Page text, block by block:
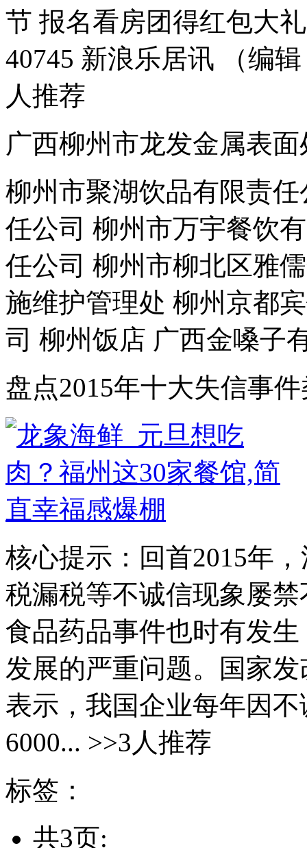
节 报名看房团得红包大
40745 新浪乐居讯 （编
人推荐
广西柳州市龙发金属表
柳州市聚湖饮品有限责
任公司 柳州市万宇餐饮
任公司 柳州市柳北区雅
施维护管理处 柳州京都
司 柳州饭店 广西金嗓子
盘点2015年十大失信事
核心提示：回首2015年
税漏税等不诚信现象屡
食品药品事件也时有发
发展的严重问题。国家
表示，我国企业每年因
6000... >>3人推荐
标签：
共3页: